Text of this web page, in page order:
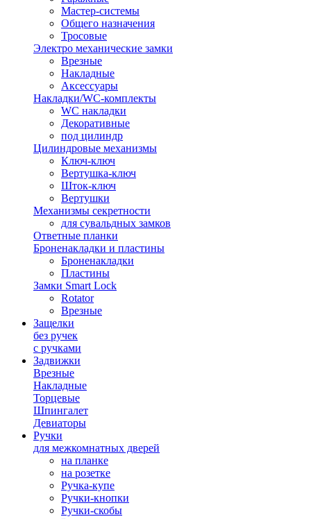
Мастер-системы
Общего назначения
Тросовые
Электро механические замки
Врезные
Накладные
Аксессуары
Накладки/WC-комплекты
WC накладки
Декоративные
под цилиндр
Цилиндровые механизмы
Ключ-ключ
Вертушка-ключ
Шток-ключ
Вертушки
Механизмы секретности
для сувальдных замков
Ответные планки
Броненакладки и пластины
Броненакладки
Пластины
Замки Smart Lock
Rotator
Врезные
Защелки
без ручек
с ручками
Задвижки
Врезные
Накладные
Торцевые
Шпингалет
Девиаторы
Ручки
для межкомнатных дверей
на планке
на розетке
Ручка-купе
Ручки-кнопки
Ручки-скобы